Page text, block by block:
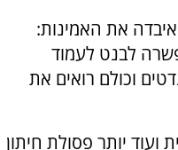
את האמינות:
לבנט לעמוד
וכולם רואים את
ועוד יותר פסולת חיתון